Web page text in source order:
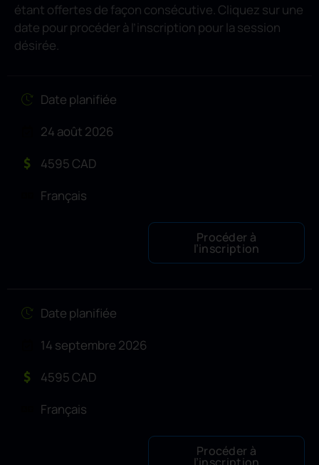
étant offertes de façon consécutive. Cliquez sur une
date pour procéder à l’inscription pour la session
désirée.
Date planifiée
24 août 2026
4595 CAD
Français
Procéder à
l’inscription
Date planifiée
14 septembre 2026
4595 CAD
Français
Procéder à